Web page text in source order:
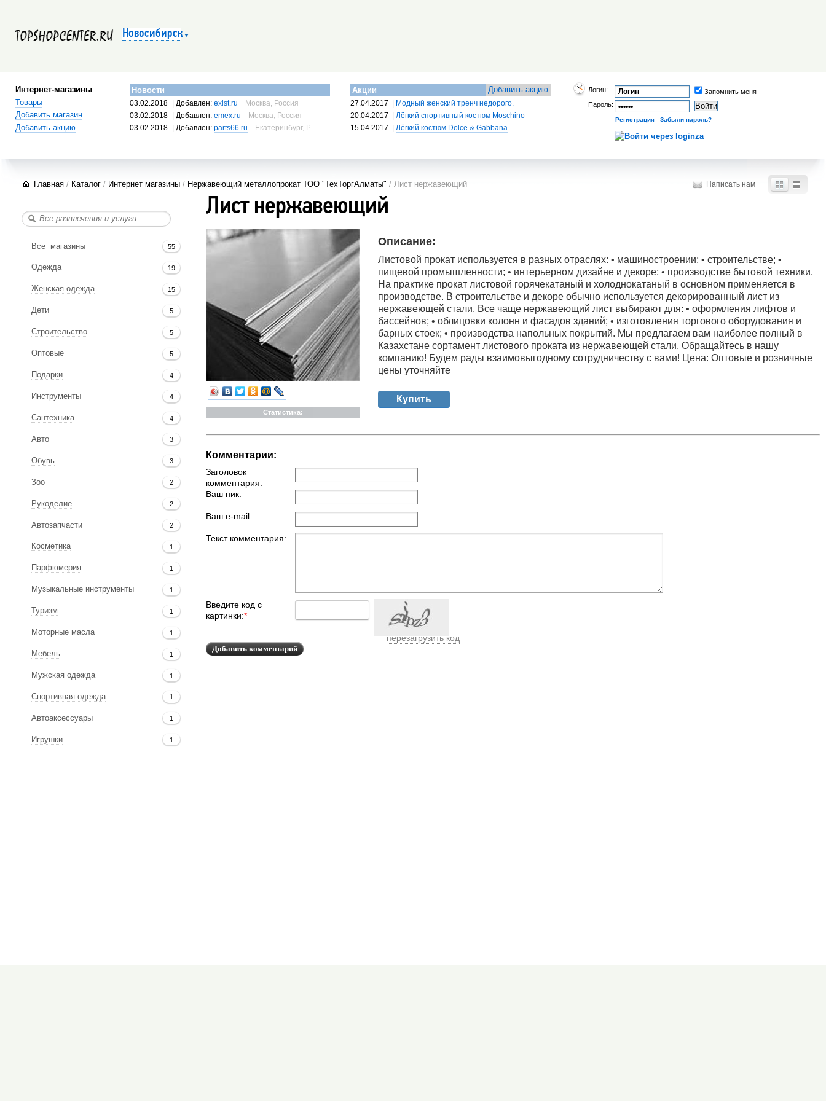
Новосибирск
Интернет-магазины
Товары
Добавить магазин
Добавить акцию
Новости
03.02.2018 | Добавлен: exist.ru
Москва, Россия
03.02.2018
| Добавлен: emex.ru
Москва, Россия
03.02.2018
| Добавлен: parts66.ru Екатеринбург, Россия
Добавить акцию
Акции
27.04.2017
Модный женский тренч недорого.
20.04.2017
Лёгкий спортивный костюм Moschino
15.04.2017
Лёгкий костюм Dolce & Gabbana
Логин:
Запомнить меня
Пароль:
Регистрация| Забыли пароль?
Написать нам
Главная / Каталог / Интернет магазины / Нержавеющий металлопрокат ТОО "ТехТоргАлматы" / Лист нержавеющий
Все магазины 55
Одежда 19
Женская одежда 15
Дети 5
Строительство 5
Оптовые 5
Подарки 4
Инструменты 4
Сантехника 4
Авто 3
Обувь 3
Зоо 2
Рукоделие 2
Автозапчасти 2
Косметика 1
Парфюмерия 1
Музыкальные инструменты 1
Туризм 1
Моторные масла 1
Мебель 1
Мужская одежда 1
Спортивная одежда 1
Автоаксессуары 1
Игрушки 1
Лист нержавеющий
Статистика:
Описание:
Листовой прокат используется в разных отраслях: • машиностроении; • строительстве; •
пищевой промышленности; • интерьерном дизайне и декоре; • производстве бытовой техники.
На практике прокат листовой горячекатаный и холоднокатаный в основном применяется в
производстве. В строительстве и декоре обычно используется декорированный лист из
нержавеющей стали. Все чаще нержавеющий лист выбирают для: • оформления лифтов и
бассейнов; • облицовки колонн и фасадов зданий; • изготовления торгового оборудования и
барных стоек; • производства напольных покрытий. Мы предлагаем вам наиболее полный в
Казахстане сортамент листового проката из нержавеющей стали. Обращайтесь в нашу
компанию! Будем рады взаимовыгодному сотрудничеству с вами! Цена: Оптовые и розничные
цены уточняйте
Купить
Комментарии:
Заголовок
комментария:
Ваш ник:
Ваш e-mail:
Текст комментария:
Введите код с
картинки:*
перезагрузить код